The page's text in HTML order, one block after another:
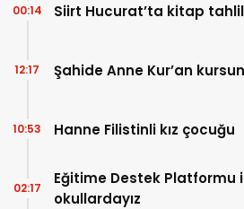
Siirt Hucurat’ta kitap
00:14
Şahide Anne Kur’an
12:17
Hanne Filistinli kız çocuğu
10:53
Eğitime Destek Platformu
okullardayız
02:17